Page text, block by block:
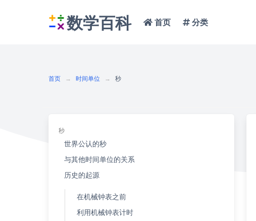
数学百科 首页 分类
首页 时间单位 秒
秒
世界公认的秒
与其他时间单位的关系
历史的起源
在机械钟表之前
利用机械钟表计时